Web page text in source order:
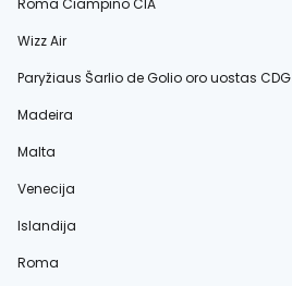
Roma Čiampino CIA
Wizz Air
Paryžiaus Šarlio de Golio oro uostas CDG
Madeira
Malta
Venecija
Islandija
Roma